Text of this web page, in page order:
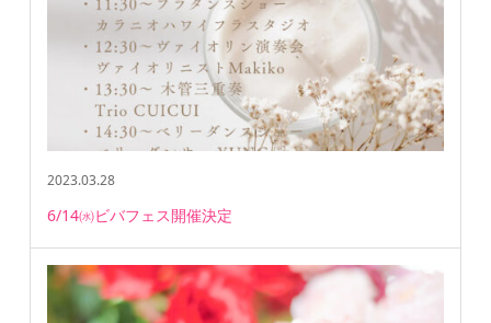
2023.03.28
6/14㈬ビバフェス開催決定